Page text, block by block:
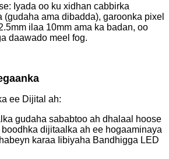
Iyada oo ku xidhan cabbirka
(gudaha ama dibadda), garoonka pixel
ilaa 10mm ama ka badan, oo
daawado meel fog.
ee Dijital ah:
gudaha sababtoo ah dhalaal hoose
dijitaalka ah ee hogaaminaya
karaa Iibiyaha Bandhigga LED